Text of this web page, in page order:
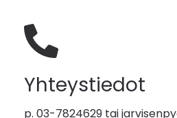
Yhteystiedot
p. 03-7824629 tai